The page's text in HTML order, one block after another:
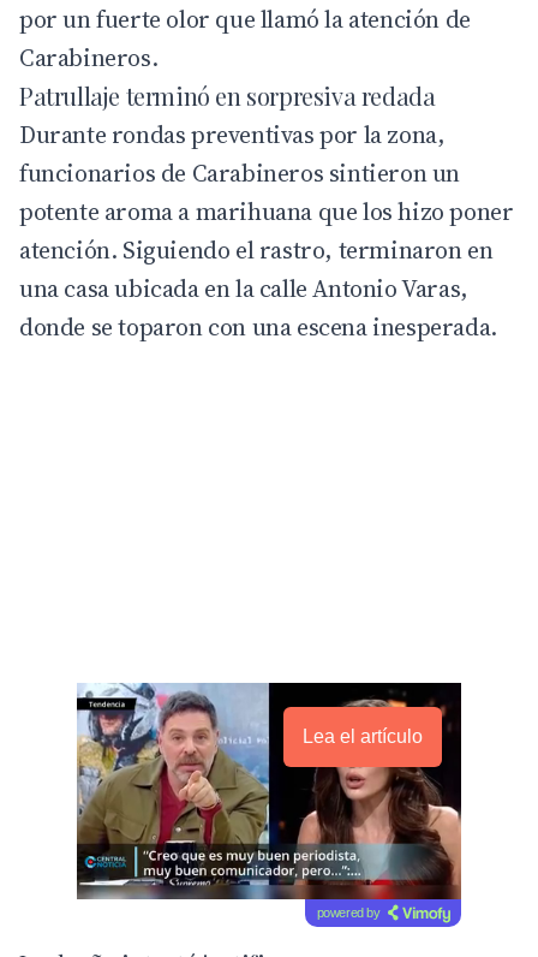
por un fuerte olor que llamó la atención de
Carabineros.
Patrullaje terminó en sorpresiva redada
Durante rondas preventivas por la zona,
funcionarios de Carabineros sintieron un
potente aroma a marihuana que los hizo poner
atención. Siguiendo el rastro, terminaron en
una casa ubicada en la calle Antonio Varas,
donde se toparon con una escena inesperada.
Lea el artículo
powered by